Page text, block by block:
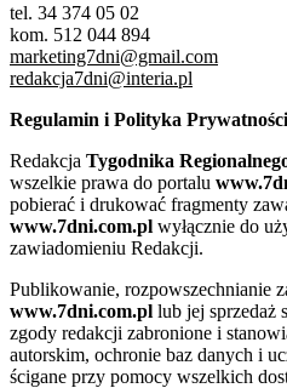
tel. 34 374 05 02
kom. 512 044 894
marketing7dni@gmail.com
redakcja7dni@interia.pl
Regulamin i Polityka Prywatności
Redakcja Tygodnika
wszelkie prawa do portalu
pobierać i drukować fragmenty
www.7dni.com.pl wyłącznie do
zawiadomieniu Redakcji.
Publikowanie, rozpowszechnianie
www.7dni.com.pl lub jej sprzedaż
zgody redakcji zabronione i
autorskim, ochronie baz danych i
ścigane przy pomocy wszelkich